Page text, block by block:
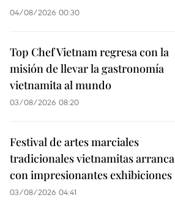
04/08/2026 00:30
Top Chef Vietnam regresa con la
misión de llevar la gastronomía
vietnamita al mundo
03/08/2026 08:20
Festival de artes marciales
tradicionales vietnamitas arranca
con impresionantes exhibiciones
03/08/2026 04:41